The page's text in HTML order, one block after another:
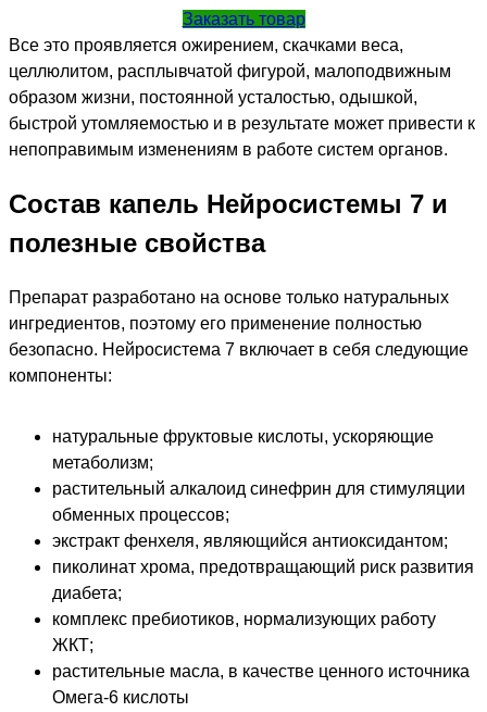
Заказать товар
Все это проявляется ожирением, скачками веса,
целлюлитом, расплывчатой фигурой, малоподвижным
образом жизни, постоянной усталостью, одышкой,
быстрой утомляемостью и в результате может привести к
непоправимым изменениям в работе систем органов.
Состав капель Нейросистемы 7 и
полезные свойства
Препарат разработано на основе только натуральных
ингредиентов, поэтому его применение полностью
безопасно. Нейросистема 7 включает в себя следующие
компоненты:
натуральные фруктовые кислоты, ускоряющие
метаболизм;
растительный алкалоид синефрин для стимуляции
обменных процессов;
экстракт фенхеля, являющийся антиоксидантом;
пиколинат хрома, предотвращающий риск развития
диабета;
комплекс пребиотиков, нормализующих работу
ЖКТ;
растительные масла, в качестве ценного источника
Омега-6 кислоты